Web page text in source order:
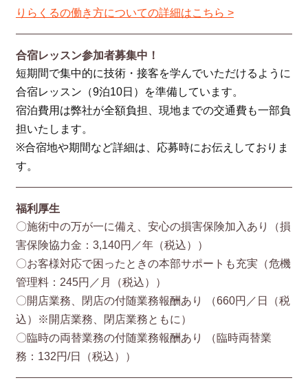
りらくるの働き方についての詳細はこちら >
合宿レッスン参加者募集中！
短期間で集中的に技術・接客を学んでいただけるように
合宿レッスン（9泊10日）を準備しています。
宿泊費用は弊社が全額負担、現地までの交通費も一部負
担いたします。
※合宿地や期間など詳細は、応募時にお伝えしておりま
す。
福利厚生
〇施術中の万が一に備え、安心の損害保険加入あり（損
害保険協⼒⾦：3,140円／年（税込））
〇お客様対応で困ったときの本部サポートも充実（危機
管理料：245円／月（税込））
〇開店業務、閉店の付随業務報酬あり （660円／⽇（税
込）※開店業務、閉店業務ともに）
〇臨時の両替業務の付随業務報酬あり （臨時両替業
務：132円/⽇（税込））